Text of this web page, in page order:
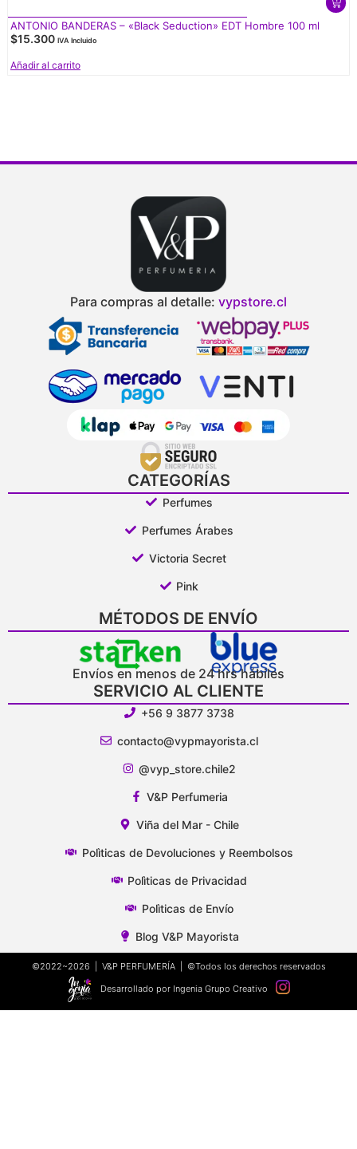
ANTONIO BANDERAS – «Black Seduction» EDT Hombre 100 ml
$15.300 IVA Incluido
Añadir al carrito
Para compras al detalle: vypstore.cl
CATEGORÍAS
Perfumes
Perfumes Árabes
Victoria Secret
Pink
MÉTODOS DE ENVÍO
Envíos en menos de 24 hrs hábiles
SERVICIO AL CLIENTE
+56 9 3877 3738
contacto@vypmayorista.cl
@vyp_store.chile2
V&P Perfumeria
Viña del Mar - Chile
Polìticas de Devoluciones y Reembolsos
Polìticas de Privacidad
Polìticas de Envío
Blog V&P Mayorista
©2022~2026 | V&P PERFUMERÍA | ©Todos los derechos reservados
Desarrollado por Ingenia Grupo Creativo